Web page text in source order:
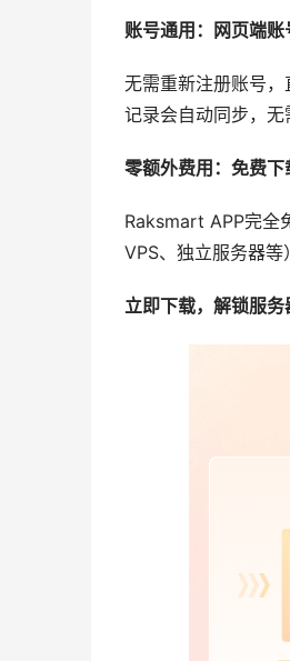
账号通用：网页端
无需重新注册账号
记录会自动同步，无
零额外费用：免费
Raksmart APP完全
VPS、独立服务器等
立即下载，解锁服